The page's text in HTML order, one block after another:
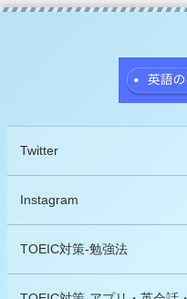
Twitter
Instagram
TOEIC対策-勉強法